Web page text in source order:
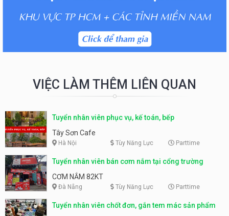
VIỆC LÀM THÊM LIÊN QUAN
Tuyển nhân viên phục vụ, kế toán, bếp
Tây Sơn Cafe
Hà Nội Tùy Năng Lực Parttime
Tuyển nhân viên bán cơm nắm tại cổng trường
CƠM NẮM 82KT
Đà Nẵng Tùy Năng Lực Parttime
Tuyển nhân viên chốt đơn, gắn tem mác sản phẩm